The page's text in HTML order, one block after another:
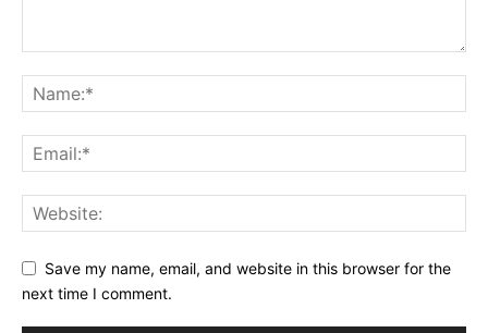
Save my name, email, and website in this browser for the
next time I comment.